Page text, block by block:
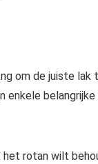
om de juiste lak
enkele
rotan wilt